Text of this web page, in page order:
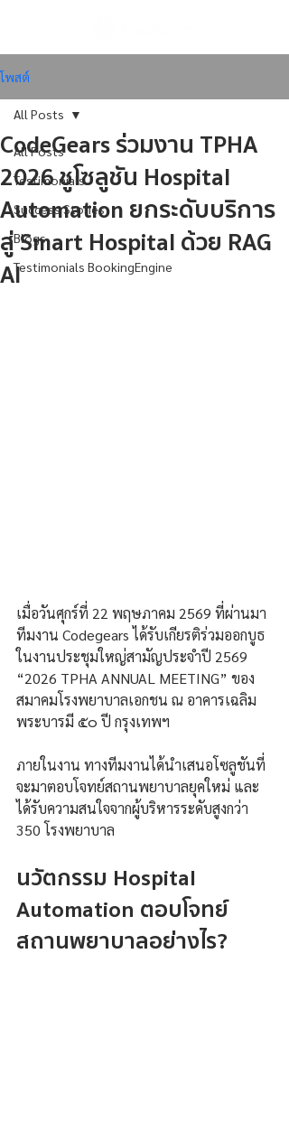
โพสต์
All Posts
Testimonials
Success Stories
Blogs
Testimonials BookingEngine
All Posts
CodeGears ร่วมงาน TPHA
2026 ชูโซลูชัน Hospital
Automation ยกระดับบริการ
สู่ Smart Hospital ด้วย RAG
AI
เมื่อวันศุกร์ที่ 22 พฤษภาคม 2569 ที่ผ่านมา
ทีมงาน Codegears ได้รับเกียรติร่วมออกบูธ
ในงานประชุมใหญ่สามัญประจำปี 2569
“2026 TPHA ANNUAL MEETING” ของ
สมาคมโรงพยาบาลเอกชน ณ อาคารเฉลิม
พระบารมี ๕๐ ปี กรุงเทพฯ
ภายในงาน ทางทีมงานได้นำเสนอโซลูชันที่
จะมาตอบโจทย์สถานพยาบาลยุคใหม่ และ
ได้รับความสนใจจากผู้บริหารระดับสูงกว่า
350 โรงพยาบาล
นวัตกรรม Hospital
Automation ตอบโจทย์
สถานพยาบาลอย่างไร?